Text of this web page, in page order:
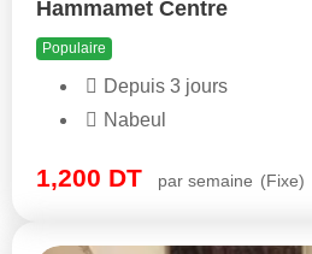
Hammamet Centre
Populaire
Depuis 3 jours
Nabeul
1,200 DT par semaine (Fixe)